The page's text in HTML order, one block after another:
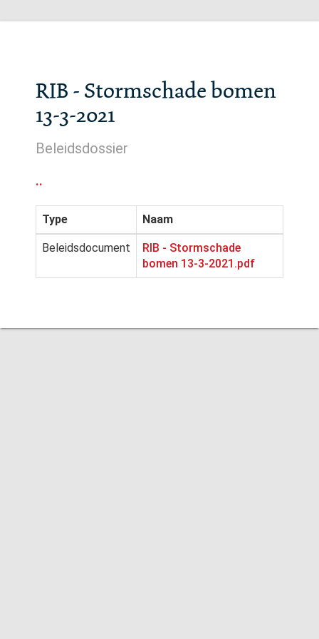
RIB - Stormschade bomen
13-3-2021
Beleidsdossier
..
Type Naam
Beleidsdocument
RIB - Stormschade
bomen 13-3-2021.pdf